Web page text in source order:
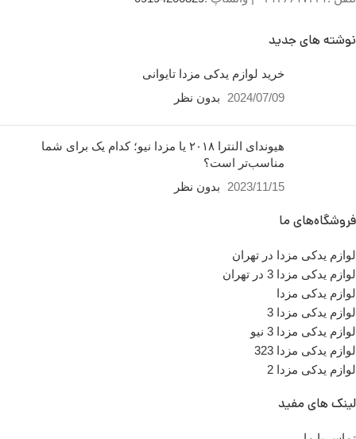
نوشته های جدید
خرید لوازم یدکی مزدا تایوانی
2024/07/09
بدون نظر
هیوندای النترا ۲۰۱۸ یا مزدا نیو؛ کدام یک برای شما
مناسب‌تر است؟
2023/11/15
بدون نظر
فروشگاه‌های ما
لوازم یدکی مزدا در تهران
لوازم یدکی مزدا 3 در تهران
لوازم یدکی مزدا
لوازم یدکی مزدا 3
لوازم یدکی مزدا 3 نیو
لوازم یدکی مزدا 323
لوازم یدکی مزدا 2
لینک های مفید